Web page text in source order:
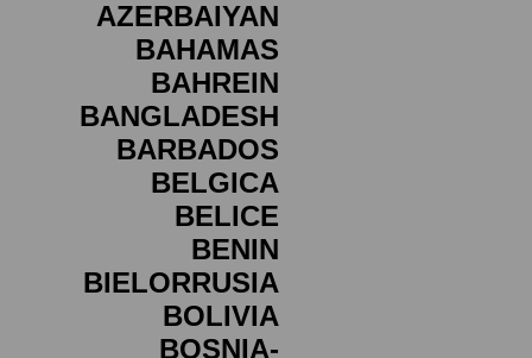
AZERBAIYAN
BAHAMAS
BAHREIN
BANGLADESH
BARBADOS
BELGICA
BELICE
BENIN
BIELORRUSIA
BOLIVIA
BOSNIA-